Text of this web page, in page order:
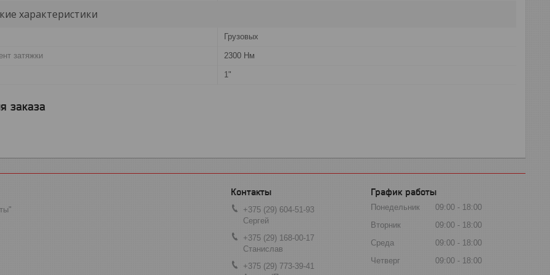
характеристики
Грузовых
затяжки 2300 Нм
1"
заказа
+375 (29) 604-51-93
Сергей
+375 (29) 168-00-17
Станислав
+375 (29) 773-39-41
График работы
Понедельник 09:00
18:00
Вторник
09:00
18:00
Среда
09:00
18:00
Четверг
09:00
18:00